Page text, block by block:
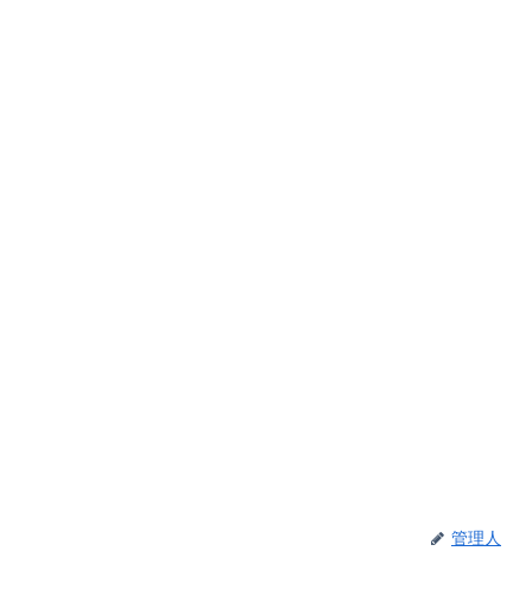
管理人